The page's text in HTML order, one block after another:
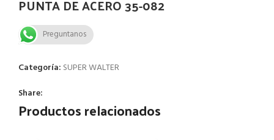
PUNTA DE ACERO 35-082
Preguntanos
Categoría: SUPER WALTER
Share:
Productos relacionados